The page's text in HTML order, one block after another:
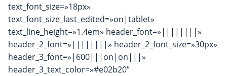
text_font_size=»18px»
text_font_size_last_edited=»on|tablet»
text_line_height=»1.4em» header_font=»||||||||»
header_2_font=»||||||||» header_2_font_size=»30px»
header_3_font=»|600|||on|on|||»
header_3_text_color=»#e02b20″